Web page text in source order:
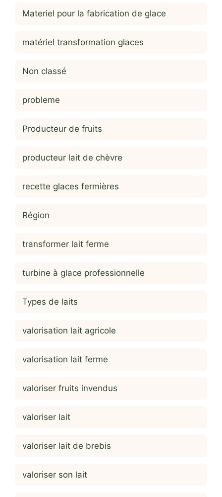
Materiel pour la fabrication de glace
matériel transformation glaces
Non classé
probleme
Producteur de fruits
producteur lait de chèvre
recette glaces fermières
Région
transformer lait ferme
turbine à glace professionnelle
Types de laits
valorisation lait agricole
valorisation lait ferme
valoriser fruits invendus
valoriser lait
valoriser lait de brebis
valoriser son lait